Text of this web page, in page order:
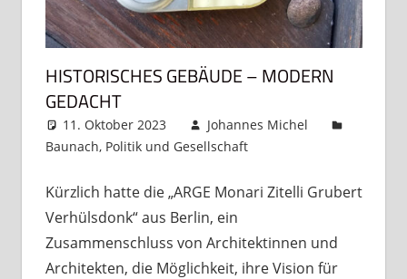
HISTORISCHES GEBÄUDE – MODERN
GEDACHT
11. Oktober 2023
Johannes Michel
Baunach, Politik und Gesellschaft
Kürzlich hatte die „ARGE Monari Zitelli Grubert
Verhülsdonk“ aus Berlin, ein
Zusammenschluss von Architektinnen und
Architekten, die Möglichkeit, ihre Vision für